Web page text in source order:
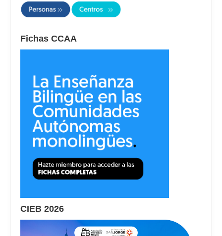
Fichas CCAA
CIEB 2026